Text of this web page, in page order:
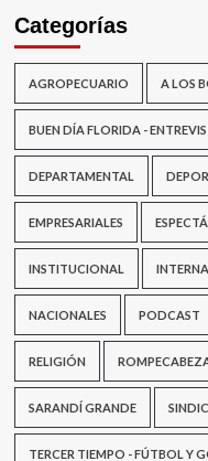
Categorías
AGROPECUARIO A LOS
BUEN DÍA FLORIDA -
DEPARTAMENTAL
EMPRESARIALES
INSTITUCIONAL
NACIONALES PODCAST
RELIGIÓN
SARANDÍ GRANDE
TERCER TIEMPO - FÚTBOL Y